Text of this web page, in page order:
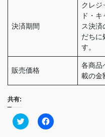
決済期間
クレジ
ド・
ス決済
だちに
す。
販売価格
各商品
載の金
共有:
ク
リ
F
a